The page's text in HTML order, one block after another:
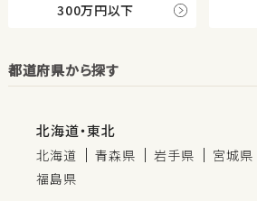
300万円以下
都道府県から探す
北海道・東北
北海道 青森県 岩手県 宮城県
福島県